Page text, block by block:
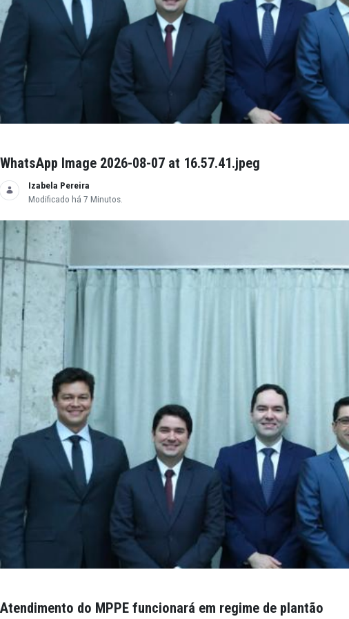
Izabela Pereira
Modificado há 6 Minutos.
WhatsApp Image 2026-08-07 at 16.57.41.jpeg
Modificado há 7 Minutos.